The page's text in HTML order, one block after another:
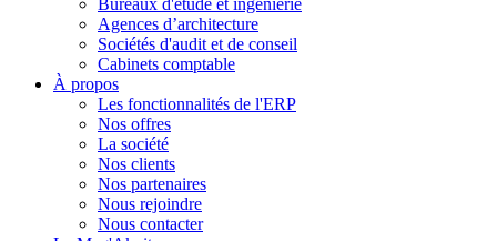
Bureaux d'étude et ingénierie
Agences d’architecture
Sociétés d'audit et de conseil
Cabinets comptable
À propos
Les fonctionnalités de l'ERP
Nos offres
La société
Nos clients
Nos partenaires
Nous rejoindre
Nous contacter